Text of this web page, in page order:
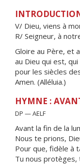
V/ Dieu, viens à
R/ Seigneur, à
Gloire au Père, et
au Dieu qui est,
pour les siècles
Amen. (Alléluia.)
HYMNE :
DP — AELF
Avant la fin de la
Nous te prions,
Pour que, fidèle à
Tu nous protèges,